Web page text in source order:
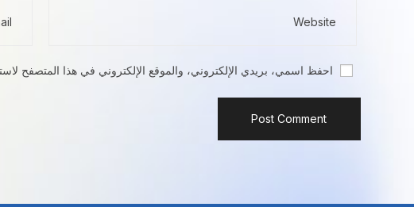
احفظ اسمي، بريدي الإلكتروني، والموقع الإلكتروني في هذا المتصفح